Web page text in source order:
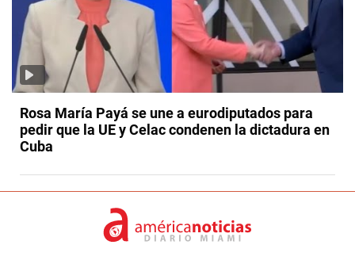
Rosa María Payá se une a eurodiputados para
pedir que la UE y Celac condenen la dictadura en
Cuba